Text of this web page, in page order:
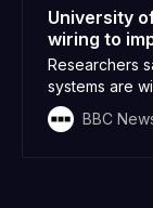
University
wiring to
Researchers
systems are
BBC